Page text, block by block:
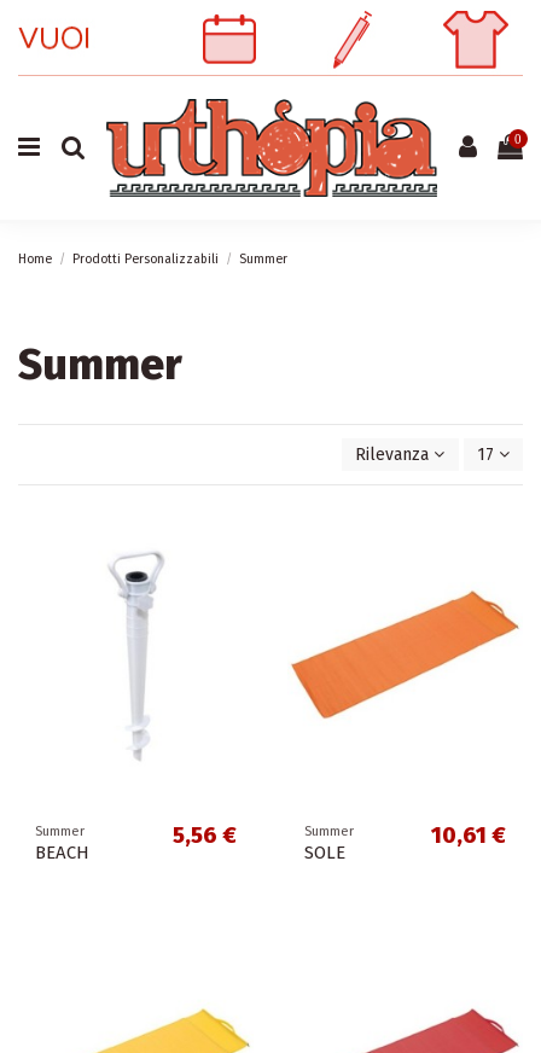
0
Home Prodotti Personalizzabili Summer
Summer
Rilevanza 17
Summer
BEACH
5,56 € Summer
SOLE
10,61 €